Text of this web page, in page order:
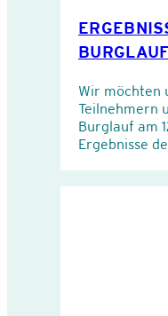
Wir möchten
Teilnehmern
Burglauf am
Ergebnisse